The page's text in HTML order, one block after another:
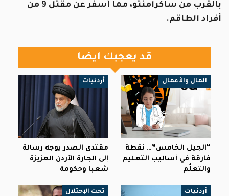
بالقرب من ساكرامنتو، مما أسفر عن مقتل 9 من
أفراد الطاقم.
قد يعجبك ايضا
المال والأعمال
“الجيل الخامس”… نقطة
فارقة في أساليب التعليم
والتعلُم
أردنيات
مقتدى الصدر يوجه رسالة
إلى الجارة الأردن العزيزة
شعبا وحكومة
أردنيات تحت الإحتلال